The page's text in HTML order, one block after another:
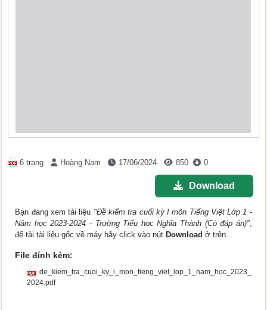
6 trang Hoàng Nam 17/06/2024 850 0
Download
Bạn đang xem tài liệu "Đề kiểm tra cuối kỳ I môn Tiếng Việt Lớp 1 -
Năm học 2023-2024 - Trường Tiểu học Nghĩa Thành (Có đáp án)",
để tải tài liệu gốc về máy hãy click vào nút Download ở trên.
File đính kèm:
de_kiem_tra_cuoi_ky_i_mon_tieng_viet_lop_1_nam_hoc_2023_
2024.pdf